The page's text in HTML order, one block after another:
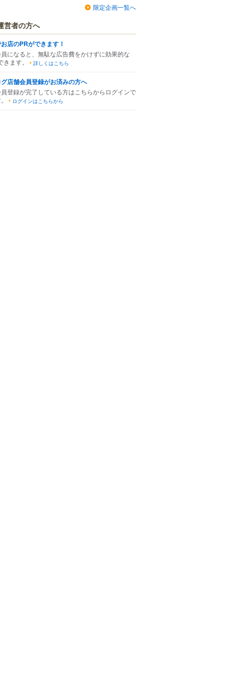
限定企画一覧へ
営者の方へ
店のPRができます！
員になると、無駄な広告費をかけずに効果的な
きます。
詳しくはこちら
店舗会員登録がお済みの方へ
登録が完了している方はこちらからログインで
ログインはこちらから